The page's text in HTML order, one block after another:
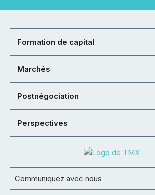
Formation de capital
Marchés
Postnégociation
Perspectives
Communiquez avec nous